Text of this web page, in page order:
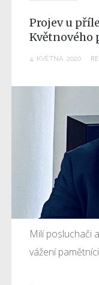
Projev u
Květnového
4. KVĚTNA 2020
Milí posluchači
vážení